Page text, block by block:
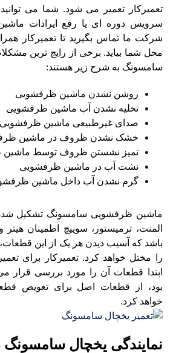
تعمیرکار تعمیر می شود. شما می
سرویس دوره ای یا رفع ایرادات
شرکت ما تماس بگیرید تا تعمیرکار
محل شما بیاید. برخی از رایج ترین
سامسونگ به شرح زیر هستند:
روشن نشدن ماشین ظرفشویی
تخلیه نشدن آب ماشین ظرفشویی
صدای غیرطبیعی ماشین ظرفشویی
خشک نشدن ظروف در ماشین
تمیز نشستن ظروف توسط
نشت آب در ماشین ظرفشویی
گرم نشدن آب داخل ماشین
ماشین ظرفشویی سامسونگ تشکیل
المنت، ترمیستور ، سوییچ اطمینان هیتر
باشد که آسیب دیدن هر یک از این
را مختل خواهد کرد. تعمیرکار برای
ابتدا قطعات آن را مورد بررسی قرار
بود، از قطعات اصل برای تعویض
خواهد کرد.
نمایندگی یخچال سامسونگ